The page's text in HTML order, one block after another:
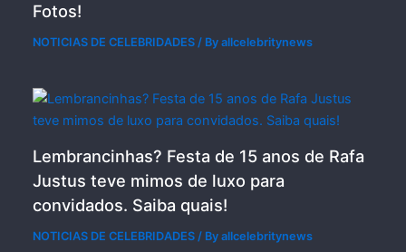
Fotos!
NOTICIAS DE CELEBRIDADES / Byallcelebritynews
Lembrancinhas? Festa de 15 anos de Rafa
Justus teve mimos de luxo para
convidados. Saiba quais!
NOTICIAS DE CELEBRIDADES / Byallcelebritynews